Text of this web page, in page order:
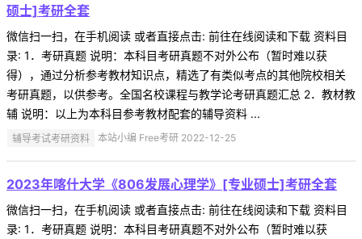
硕士]考研全套
微信扫一扫，在手机阅读 或者直接点击: 前往在线阅读和下载 资料目
录: 1．考研真题 说明：本科目考研真题不对外公布（暂时难以获
得），通过分析参考教材知识点，精选了有类似考点的其他院校相关
考研真题，以供参考。全国名校课程与教学论考研真题汇总 2．教材教
辅 说明：以上为本科目参考教材配套的辅导资料 ...
辅导考试考研资料 本站小编 Free考研 2022-12-25
2023年喀什大学《806发展心理学》[专业硕士]考研全套
微信扫一扫，在手机阅读 或者直接点击: 前往在线阅读和下载 资料目
录: 1．考研真题 说明：本科目考研真题不对外公布（暂时难以获